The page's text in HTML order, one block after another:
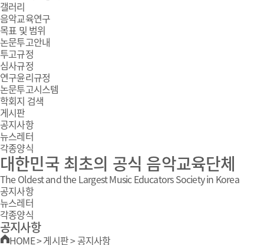
갤러리
음악교육연구
목표 및 범위
논문투고안내
투고규정
심사규정
연구윤리규정
논문투고시스템
학회지 검색
게시판
공지사항
뉴스레터
각종양식
대한민국 최초의 공식 음악교육단체
The Oldest and the Largest Music Educators Society in Korea
공지사항
뉴스레터
각종양식
공지사항
HOME>게시판>공지사항